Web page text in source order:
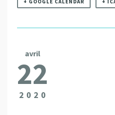
avril
22
2020